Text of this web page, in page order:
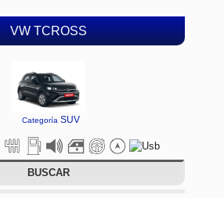
VW TCROSS
Categoría SUV
BUSCAR